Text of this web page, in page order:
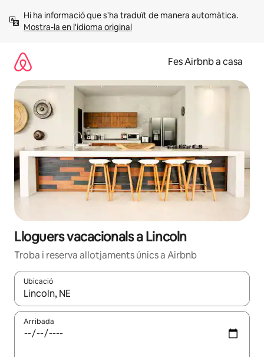
Mostra-la en l'idioma original
Fes Airbnb a casa
Lloguers vacacionals a Lincoln
Troba i reserva allotjaments únics a Airbnb
Ubicació
Quan els resultats estiguin disponibles, podràs navegar-hi a
Arribada